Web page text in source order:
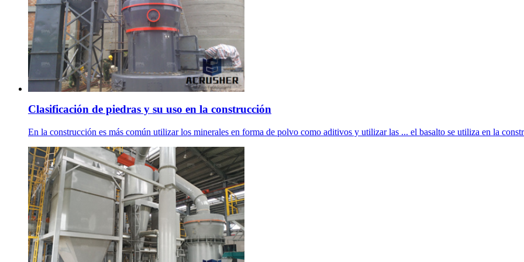
Clasificación de piedras y su uso en la construcción
En la construcción es más común utilizar los minerales en forma de polvo como aditivos y utilizar las ... el basalto se utiliza en la